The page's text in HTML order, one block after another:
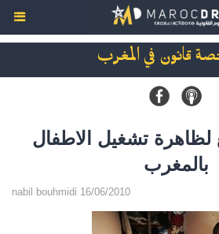
قانون في المغرب
تشغيل الاطفال
بالمغرب
nabil bouhmidi 16/06/2010